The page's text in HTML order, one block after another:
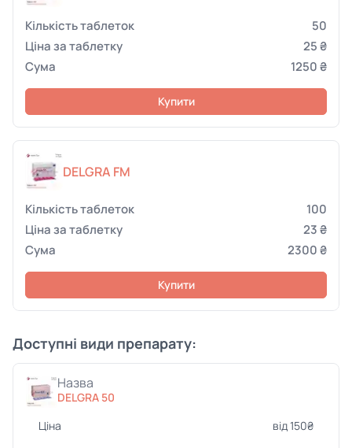
50
25 ₴
1250 ₴
Купити
DELGRA FM
100
23 ₴
2300 ₴
Купити
Доступні види препарату:
Назва
DELGRA 50
Ціна
від 150₴